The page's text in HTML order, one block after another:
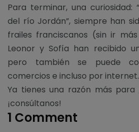
Para terminar, una curiosidad:
del río Jordán”, siempre han
frailes franciscanos (sin ir
Leonor y Sofía han recibido
pero también se puede
comercios e incluso por internet.
Ya tienes una razón más para
¡consúltanos!
1 Comment